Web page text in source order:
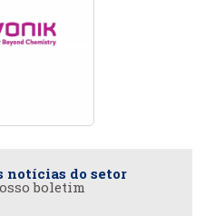
notícias do setor
boletim